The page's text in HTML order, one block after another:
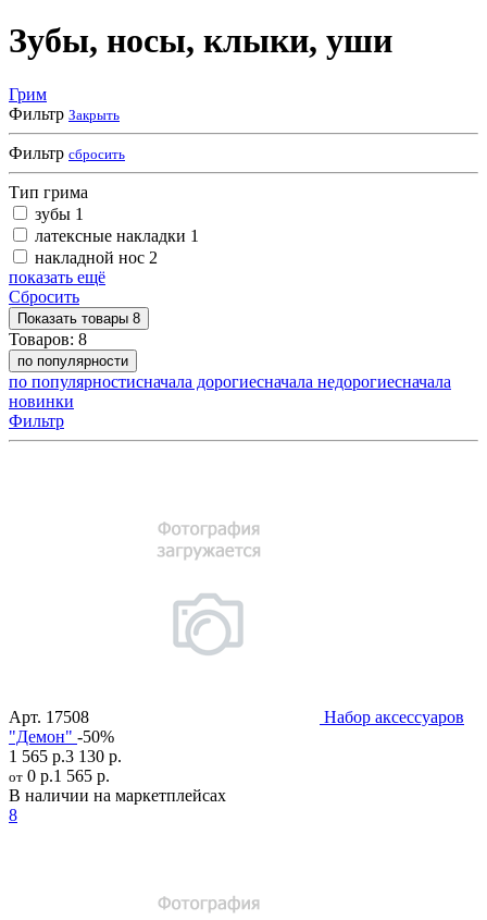
Зубы, носы, клыки, уши
Грим
Фильтр Закрыть
Фильтр сбросить
Тип грима
зубы 1
латексные накладки 1
накладной нос 2
показать ещё
Сбросить
Показать товары 8
Товаров: 8
по популярности
по популярностисначала дорогиесначала недорогиесначала
новинки
Фильтр
Арт. 17508
Набор аксессуаров
"Демон" -50%
1 565 р.3 130 р.
от 0 р.1 565 р.
В наличии на маркетплейсах
8